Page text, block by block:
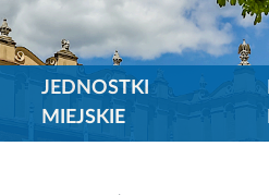
JEDNOSTKI
MIEJSKIE